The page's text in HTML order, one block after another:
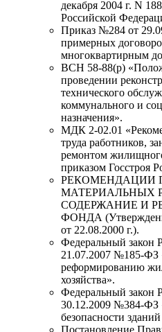
декабря 2004 г. N
Российской
Приказ №284 от
примерных
многоквартирным
ВСН 58-88(р)
проведении
технического
коммунального и
назначения».
МДК 2-02.01
труда работников,
ремонтом
приказом Госстроя
РЕКОМЕНДАЦИИ
МАТЕРИАЛЬНЫХ
CОДЕРЖАНИЕ И
ФОНДА
от 22.08.2000 г.).
Федеральный закон
21.07.2007 №185-ФЗ
реформированию
хозяйства».
Федеральный закон
30.12.2009 №384-ФЗ
безопасности